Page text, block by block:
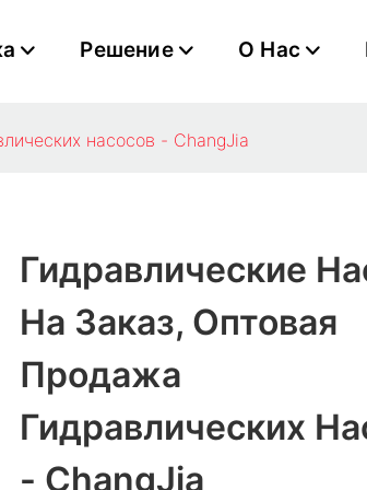
Решение О Нас
насосов - ChangJia
Гидравлические
На Заказ, Оптовая
Продажа
Гидравлических
- ChangJia